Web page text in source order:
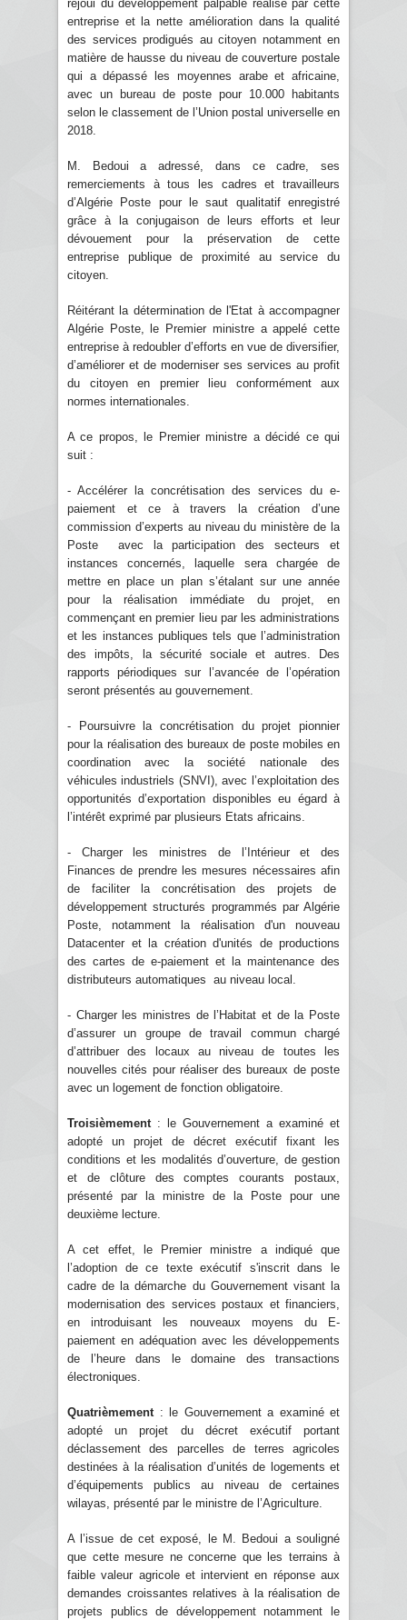
réjoui du développement palpable réalisé par cette
entreprise et la nette amélioration dans la qualité
des services prodigués au citoyen notamment en
matière de hausse du niveau de couverture postale
qui a dépassé les moyennes arabe et africaine,
avec un bureau de poste pour 10.000 habitants
selon le classement de l’Union postal universelle en
2018.
M. Bedoui a adressé, dans ce cadre, ses
remerciements à tous les cadres et travailleurs
d’Algérie Poste pour le saut qualitatif enregistré
grâce à la conjugaison de leurs efforts et leur
dévouement pour la préservation de cette
entreprise publique de proximité au service du
citoyen.
Réitérant la détermination de l'Etat à accompagner
Algérie Poste, le Premier ministre a appelé cette
entreprise à redoubler d’efforts en vue de diversifier,
d’améliorer et de moderniser ses services au profit
du citoyen en premier lieu conformément aux
normes internationales.
A ce propos, le Premier ministre a décidé ce qui
suit :
- Accélérer la concrétisation des services du e-
paiement et ce à travers la création d’une
commission d’experts au niveau du ministère de la
Poste avec la participation des secteurs et
instances concernés, laquelle sera chargée de
mettre en place un plan s’étalant sur une année
pour la réalisation immédiate du projet, en
commençant en premier lieu par les administrations
et les instances publiques tels que l’administration
des impôts, la sécurité sociale et autres. Des
rapports périodiques sur l’avancée de l’opération
seront présentés au gouvernement.
- Poursuivre la concrétisation du projet pionnier
pour la réalisation des bureaux de poste mobiles en
coordination avec la société nationale des
véhicules industriels (SNVI), avec l’exploitation des
opportunités d’exportation disponibles eu égard à
l’intérêt exprimé par plusieurs Etats africains.
- Charger les ministres de l’Intérieur et des
Finances de prendre les mesures nécessaires afin
de faciliter la concrétisation des projets de
développement structurés programmés par Algérie
Poste, notamment la réalisation d'un nouveau
Datacenter et la création d'unités de productions
des cartes de e-paiement et la maintenance des
distributeurs automatiques au niveau local.
- Charger les ministres de l’Habitat et de la Poste
d’assurer un groupe de travail commun chargé
d’attribuer des locaux au niveau de toutes les
nouvelles cités pour réaliser des bureaux de poste
avec un logement de fonction obligatoire.
Troisièmement : le Gouvernement a examiné et
adopté un projet de décret exécutif fixant les
conditions et les modalités d’ouverture, de gestion
et de clôture des comptes courants postaux,
présenté par la ministre de la Poste pour une
deuxième lecture.
A cet effet, le Premier ministre a indiqué que
l’adoption de ce texte exécutif s'inscrit dans le
cadre de la démarche du Gouvernement visant la
modernisation des services postaux et financiers,
en introduisant les nouveaux moyens du E-
paiement en adéquation avec les développements
de l’heure dans le domaine des transactions
électroniques.
Quatrièmement : le Gouvernement a examiné et
adopté un projet du décret exécutif portant
déclassement des parcelles de terres agricoles
destinées à la réalisation d’unités de logements et
d’équipements publics au niveau de certaines
wilayas, présenté par le ministre de l’Agriculture.
A l’issue de cet exposé, le M. Bedoui a souligné
que cette mesure ne concerne que les terrains à
faible valeur agricole et intervient en réponse aux
demandes croissantes relatives à la réalisation de
projets publics de développement notamment le